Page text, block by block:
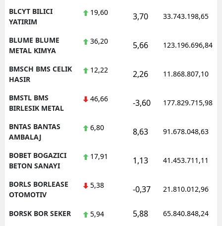
BLCYT BILICI
YATIRIM
19,60 3,70 33.743.198,65
BLUME BLUME
METAL KIMYA
36,20 5,66 123.196.696,84
BMSCH BMS CELIK
HASIR
12,22 2,26 11.868.807,10
BMSTL BMS
BIRLESIK METAL
46,66 -3,60 177.829.715,98
BNTAS BANTAS
AMBALAJ
6,80 8,63 91.678.048,63
BOBET BOGAZICI
BETON SANAYI
17,91 1,13 41.453.711,11
BORLS BORLEASE
OTOMOTIV
5,38 -0,37 21.810.012,96
BORSK BOR SEKER 5,94 5,88 65.840.848,24